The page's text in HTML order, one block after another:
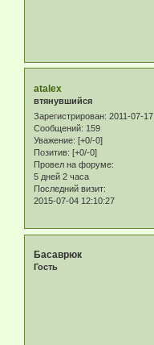
atalex
втянувшийся
Зарегистрирован: 2011-07-17
Сообщений: 159
Уважение: [+0/-0]
Позитив: [+0/-0]
Провел на форуме:
5 дней 2 часа
Последний визит:
2015-07-04 12:10:27
Басаврюк
Гость